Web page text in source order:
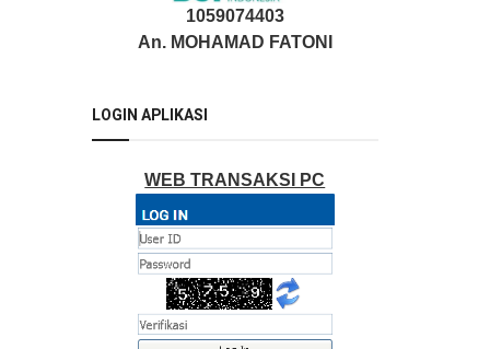
1059074403
An. MOHAMAD FATONI
LOGIN APLIKASI
WEB TRANSAKSI PC